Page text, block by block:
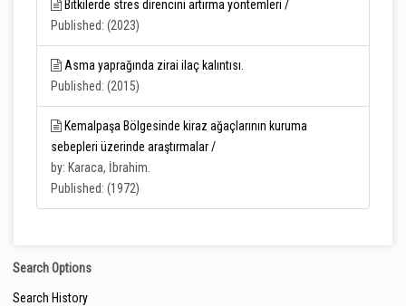
Bitkilerde stres direncini artırma yöntemleri /
Published: (2023)
Asma yaprağında zirai ilaç kalıntısı.
Published: (2015)
Kemalpaşa Bölgesinde kiraz ağaçlarının kuruma
sebepleri üzerinde araştırmalar /
by: Karaca, İbrahim.
Published: (1972)
Search Options
Search History